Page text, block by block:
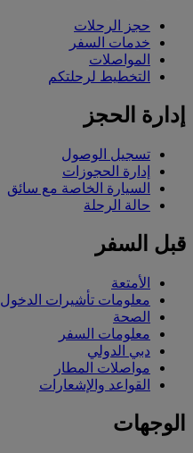
حجز الرحلات
خدمات السفر
المواصلات
التخطيط لرحلتكم
إدارة الحجز
تسجيل الوصول
إدارة الحجوزات
السيارة الخاصة مع سائق
حالة الرحلة
قبل السفر
الأمتعة
معلومات تأشيرات الدخول
الصحة
معلومات السفر
دبي الدولي
مواصلات المطار
القواعد والإشعارات
الوجهات